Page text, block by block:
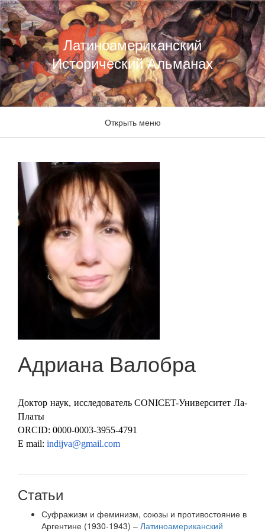
Латиноамериканский
Исторический Альманах
Открыть меню
Адриана Валобра
Доктор наук, исследователь CONICET-Университет Ла-
Платы
ORCID: 0000-0003-3955-4791
E mail: indijva@gmail.com
Статьи
Суфражизм и феминизм, союзы и противостояние в
Аргентине (1930-1943) – Латиноамериканский